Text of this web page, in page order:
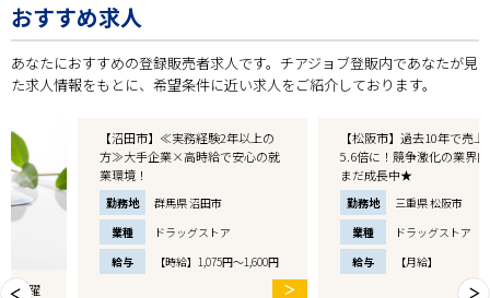
おすすめ求人
あなたにおすすめの登録販売者求人です。チアジョブ登販内であなたが見
た求人情報をもとに、希望条件に近い求人をご紹介しております。
【沼田市】≪実務経験2年以上の
【松阪市】過去10年で売上高が